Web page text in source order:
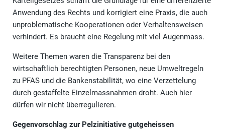
Anwendung des Rechts und korrigiert eine Praxis, die auch
unproblematische Kooperationen oder Verhaltensweisen
verhindert. Es braucht eine Regelung mit viel Augenmass.
Weitere Themen waren die Transparenz bei den
wirtschaftlich berechtigten Personen, neue Umweltregeln
zu PFAS und die Bankenstabilität, wo eine Verzettelung
durch gestaffelte Einzelmassnahmen droht. Auch hier
dürfen wir nicht überregulieren.
Gegenvorschlag zur Pelzinitiative gutgeheissen